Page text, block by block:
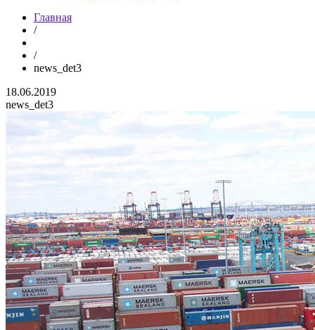
Главная
/
/
news_det3
18.06.2019
news_det3